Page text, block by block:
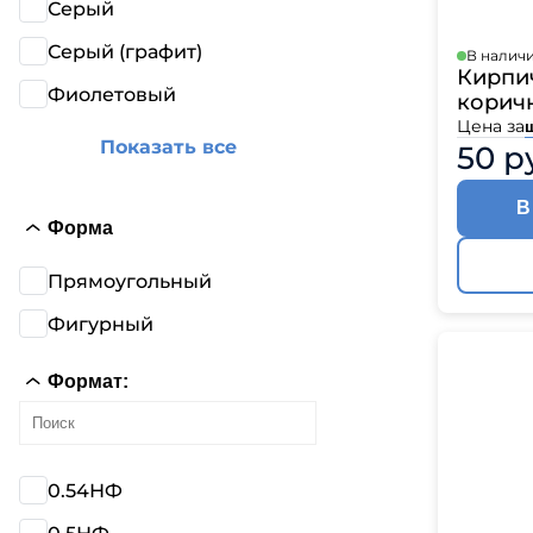
Tegola
Серый
Серый (графит)
Фиолетовый
Показать все
Форма
Прямоугольный
Фигурный
Формат:
0.54НФ
В
Цена за
50